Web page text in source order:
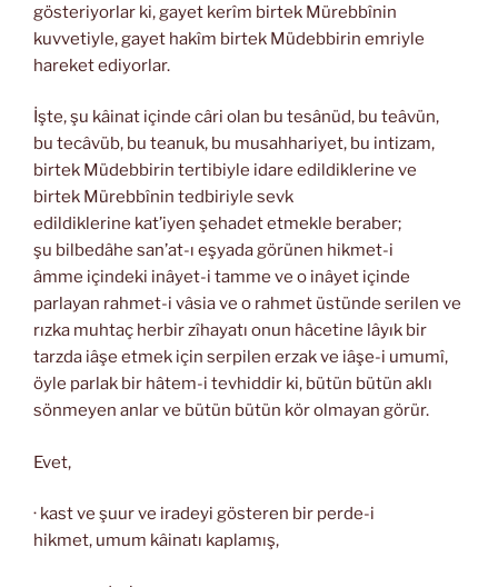
gösteriyorlar ki, gayet kerîm birtek Mürebbînin
kuvvetiyle, gayet hakîm birtek Müdebbirin emriyle
hareket ediyorlar.
İşte, şu kâinat içinde câri olan bu tesânüd, bu teâvün,
bu tecâvüb, bu teanuk, bu musahhariyet, bu intizam,
birtek Müdebbirin tertibiyle idare edildiklerine ve
birtek Mürebbînin tedbiriyle sevk
edildiklerine kat’iyen şehadet etmekle beraber;
şu bilbedâhe san’at-ı eşyada görünen hikmet-i
âmme içindeki inâyet-i tamme ve o inâyet içinde
parlayan rahmet-i vâsia ve o rahmet üstünde serilen ve
rızka muhtaç herbir zîhayatı onun hâcetine lâyık bir
tarzda iâşe etmek için serpilen erzak ve iâşe-i umumî,
öyle parlak bir hâtem-i tevhiddir ki, bütün bütün aklı
sönmeyen anlar ve bütün bütün kör olmayan görür.
Evet,
· kast ve şuur ve iradeyi gösteren bir perde-i
hikmet, umum kâinatı kaplamış,